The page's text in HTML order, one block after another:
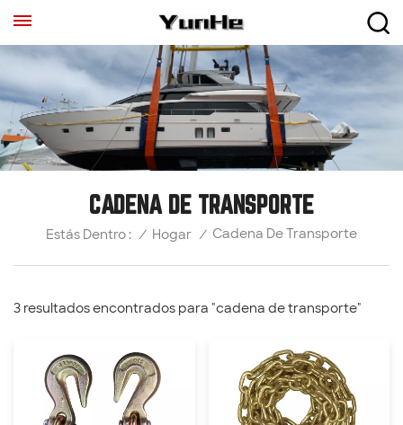
CADENA DE TRANSPORTE
Estás Dentro : / Hogar / Cadena De Transporte
3 resultados encontrados para "cadena de transporte"